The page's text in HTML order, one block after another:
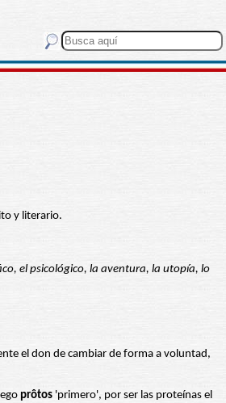
y literario.
el psicológico, la aventura, la utopía, lo
el don de cambiar de forma a voluntad,
prôtos 'primero', por ser las proteínas el